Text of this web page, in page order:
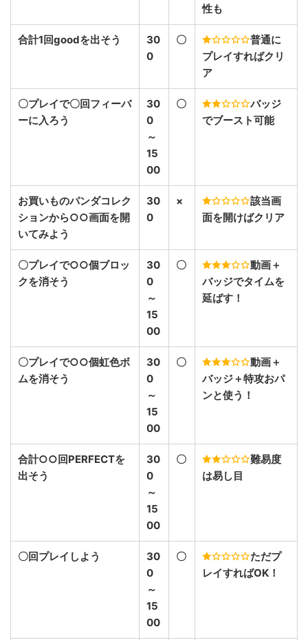
性も
合計1回goodを出そう
30
0
〇
普通に
プレイすればクリ
ア
〇プレイで〇回フィーバ
ーに入ろう
30
0
～
15
00
〇
バッジ
でブースト可能
お買いものパンダコレク
ションから○○画面を開
いてみよう
30
0
×
該当画
面を開けばクリア
〇プレイで○○個ブロッ
クを消そう
30
0
～
15
00
〇
動画＋
バッジでタイムを
延ばす！
〇プレイで○○個虹色ボ
ムを消そう
30
0
～
15
00
〇
動画＋
バッジ＋特攻おパ
ンと使う！
合計○○回PERFECTを
出そう
30
0
～
15
00
〇
難易度
は易し目
〇回プレイしよう
30
0
～
15
00
〇
ただプ
レイすればOK！